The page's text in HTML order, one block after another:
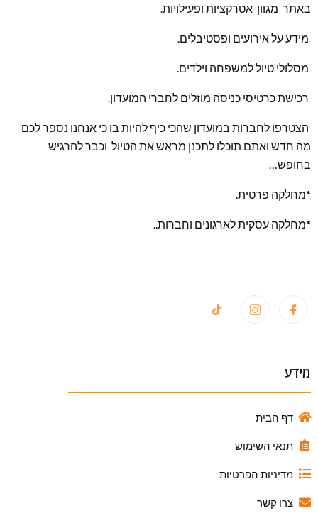
באתר מגוון אטרקציות ופעילויות.
מידע על אירועים ופסטיבלים.
מסלולי טיול למשפחה וילדים.
רכישת כרטיסי כניסה מוזלים לחברי המועדון.
הצטרפו לחברות במועדון שהכי כיף להיות בו כי אנחנו נספר לכם
מה חדש ואתם תוכלו לתכנן מראש את הטיול וכבר להרגיש
בחופש…
*מחלקה פרטית.
*מחלקה עסקית לארגונים וחברות..
מידע
דף הבית
תנאי השימוש
מדיניות הפרטיות
צרו קשר